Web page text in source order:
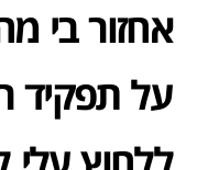
אחזור בי
על תפקיד